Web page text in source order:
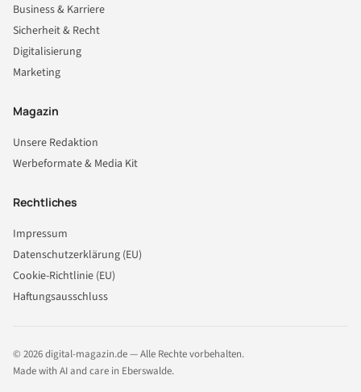
Business & Karriere
Sicherheit & Recht
Digitalisierung
Marketing
Magazin
Unsere Redaktion
Werbeformate & Media Kit
Rechtliches
Impressum
Datenschutzerklärung (EU)
Cookie-Richtlinie (EU)
Haftungsausschluss
© 2026 digital-magazin.de — Alle Rechte vorbehalten.
Made with AI and care in Eberswalde.